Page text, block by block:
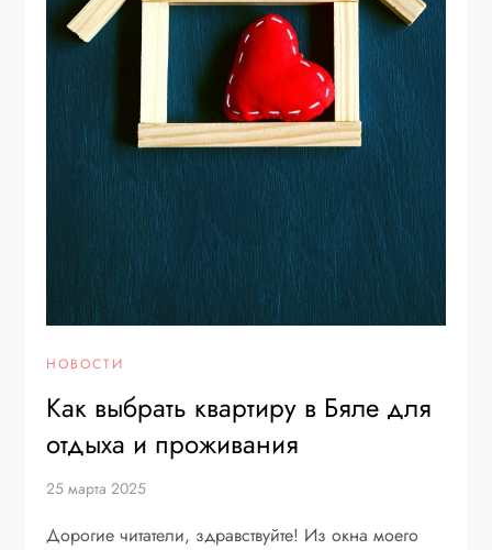
НОВОСТИ
Как выбрать квартиру в Бяле для
отдыха и проживания
25 марта 2025
Дорогие читатели, здравствуйте! Из окна моего